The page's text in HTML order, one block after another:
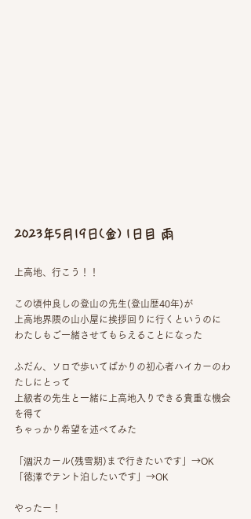
2023年5月19日(金) 1日目 雨
上高地、行こう！！
この頃仲良しの登山の先生(登山歴40年)が
上高地界隈の山小屋に挨拶回りに行くというのに
わたしもご一緒させてもらえることになった
ふだん、ソロで歩いてばかりの初心者ハイカーのわ
たしにとって
上級者の先生と一緒に上高地入りできる貴重な機会
を得て
ちゃっかり希望を述べてみた
「涸沢カール(残雪期)まで行きたいです」→OK
「徳澤でテント泊したいです」→OK
やったー！